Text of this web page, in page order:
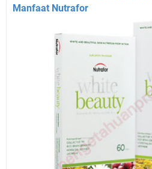
Manfaat Nutrafor